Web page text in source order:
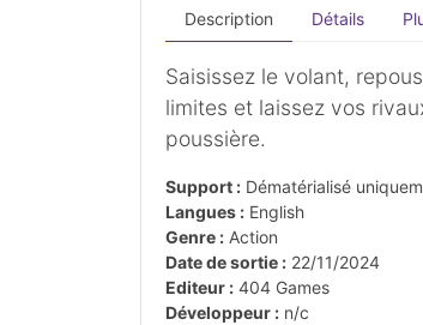
Description Détails
Saisissez le volant,
limites et laissez vos
poussière.
Support : Dématérialisé
Langues : English
Genre : Action
Date de sortie : 22/11/2024
Editeur : 404 Games
Développeur : n/c